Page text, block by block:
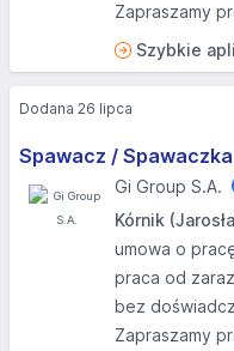
Zapraszamy
Szybkie
Spawacz / Spawaczka
Gi Group S.A.
Kórnik
umowa o
praca od zaraz
bez
Zapraszamy
Dodana 26 lipca